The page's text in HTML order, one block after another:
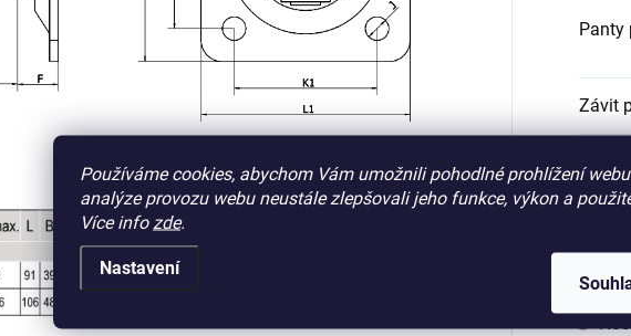
Používáme cookies, abychom Vám umožnili pohodlné prohlížení
analýze provozu webu neustále zlepšovali jeho funkce, výkon a
Více info zde.
Nastavení
Panty
Závit
pantu: